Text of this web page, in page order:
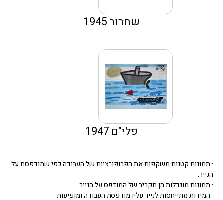
שחרור 1945
פלי"ם 1947
· תמונות קטנות משקפות את הפרופורציות של העבודה כפי שמודפסת על
הנייר.
· תמונות מוגדלות הן תקריב של המודפס על הנייר.
· המידות מתייחסות לנייר עליו מודפסת העבודה ומופיעות